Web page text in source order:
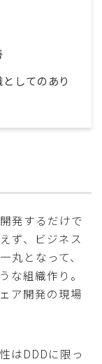
してのあり
発するだけで
ず、ビジネス
丸となって、
な組織作り。
ア開発の現場
はDDDに限っ